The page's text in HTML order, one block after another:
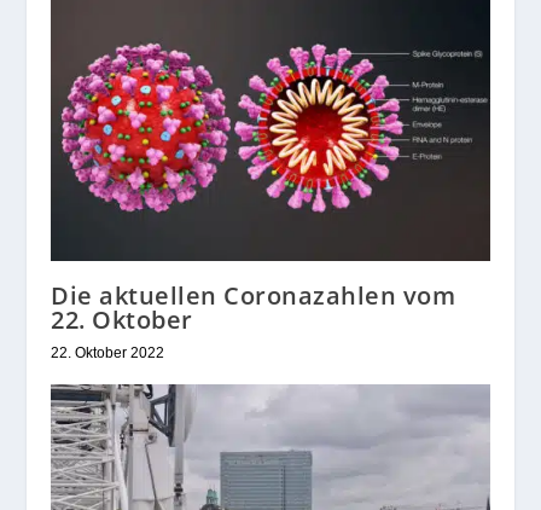
Die aktuellen Coronazahlen vom
22. Oktober
22. Oktober 2022